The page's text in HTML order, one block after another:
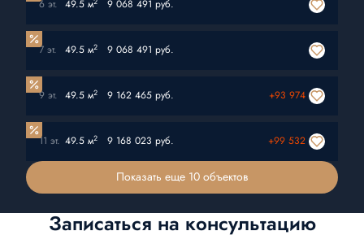
6 эт. 49.5 м 9 068 491 руб.
7 эт. 49.5 м2 9 068 491 руб.
9 эт. 49.5 м2 9 162 465 руб. +93 974
11 эт. 49.5 м2 9 168 023 руб. +99 532
Показать еще 10 объектов
Записаться на консультацию